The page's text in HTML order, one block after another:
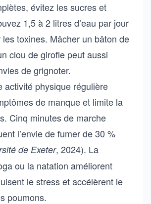
évitez les sucres et
1,5 à 2 litres d’eau par jour
toxines. Mâcher un bâton de
clou de girofle peut aussi
de grignoter.
activité physique régulière
de manque et limite la
Cinq minutes de marche
l’envie de fumer de 30 %
de Exeter, 2024). La
ou la natation améliorent
le stress et accélèrent le
poumons.